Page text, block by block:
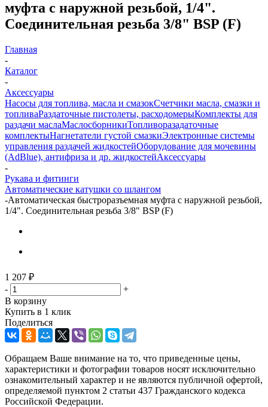
муфта с наружной резьбой, 1/4".
Соединительная резьба 3/8" BSP (F)
Главная
-
Каталог
-
Аксессуары
Насосы для топлива, масла и смазокСчетчики масла, смазки и
топливаРаздаточные пистолеты, расходомерыКомплекты для
раздачи маслаМаслосборникиТопливоразадаточные
комплектыНагнетатели густой смазкиЭлектронные системы
управления раздачей жидкостейОборудование для мочевины
(AdBlue), антифриза и др. жидкостейАксессуары
-
Рукава и фитинги
Автоматические катушки со шлангом
-Автоматическая быстроразъемная муфта с наружной резьбой,
1/4". Соединительная резьба 3/8" BSP (F)
1 207 ₽
-
+
В корзину
Купить в 1 клик
Поделиться
Обращаем Ваше внимание на то, что приведенные цены,
характеристики и фотографии товаров носят исключительно
ознакомительный характер и не являются публичной офертой,
определяемой пунктом 2 статьи 437 Гражданского кодекса
Российской Федерации.